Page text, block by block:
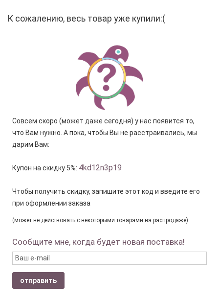
К сожалению, весь товар уже купили:(
Совсем скоро (может даже сегодня) у нас появится то,
что Вам нужно. А пока, чтобы Вы не расстраивались, мы
дарим Вам:
Купон на скидку 5%: 4kd12n3p19
Чтобы получить скидку, запишите этот код и введите его
при оформлении заказа
(может не действовать с некоторыми товарами на распродаже).
Сообщите мне, когда будет новая поставка!
отправить